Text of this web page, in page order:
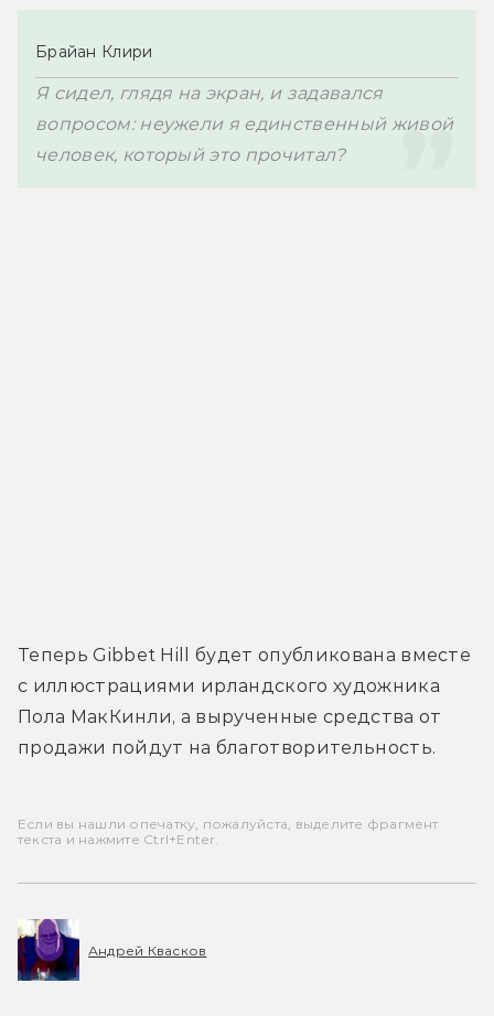
Брайан Клири
Я сидел, глядя на экран, и задавался
вопросом: неужели я единственный живой
человек, который это прочитал?
Теперь Gibbet Hill
будет опубликована вместе
с иллюстрациями ирландского художника
Пола МакКинли, а вырученные средства от
продажи пойдут на благотворительность.
Если вы нашли опечатку, пожалуйста, выделите фрагмент
текста и нажмите Ctrl+Enter.
Андрей Квасков